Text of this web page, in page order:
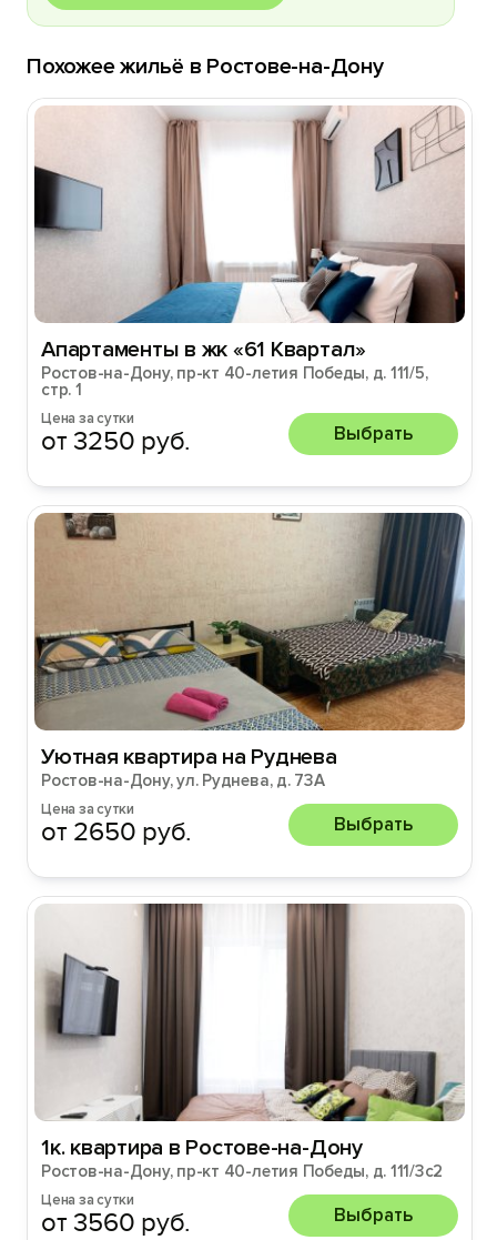
Похожее жильё в Ростове-на-Дону
Апартаменты в жк «61 Квартал»
Ростов-на-Дону, пр-кт 40-летия Победы, д. 111/5,
стр. 1
Цена за сутки
от 3250 руб. Выбрать
Уютная квартира на Руднева
Ростов-на-Дону, ул. Руднева, д. 73А
Цена за сутки
от 2650 руб. Выбрать
1к. квартира в Ростове-на-Дону
Ростов-на-Дону, пр-кт 40-летия Победы, д. 111/3с2
Цена за сутки
от 3560 руб. Выбрать